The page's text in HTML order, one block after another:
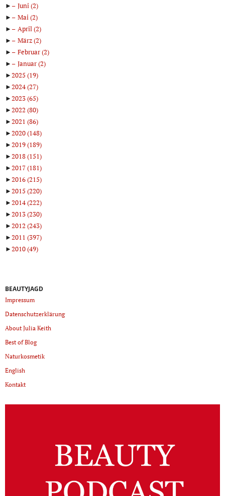
►
Juni(2)
►
Mai(2)
►
April(2)
►
März(2)
►
Februar(2)
►
Januar(2)
►2025 (19)
►2024(27)
►2023(65)
►2022 (80)
►2021 (86)
►2020(148)
►2019(189)
►2018(151)
►2017(181)
►2016(215)
►2015 (220)
►2014(222)
►2013(230)
►2012 (243)
►2011 (397)
►2010(49)
BEAUTYJAGD
Impressum
Datenschutzerklärung
About Julia Keith
Best of Blog
Naturkosmetik
English
Kontakt